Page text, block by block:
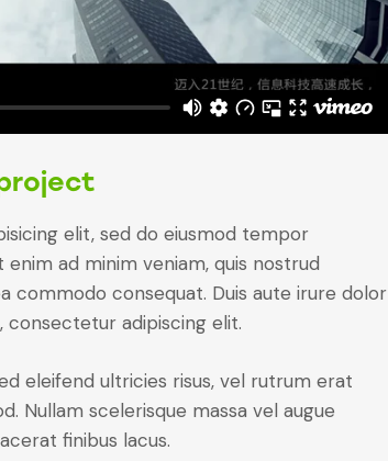
elit, sed do eiusmod tempor
ad minim veniam, quis nostrud
commodo consequat. Duis aute irure dolor
adipiscing elit.
eleifend ultricies risus, vel rutrum erat
Nullam scelerisque massa vel augue
finibus lacus.